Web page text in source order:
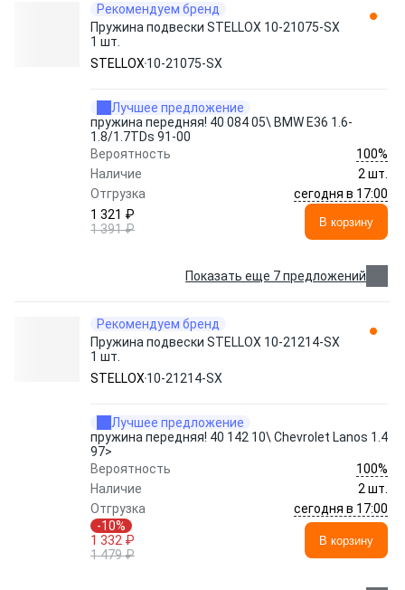
Рекомендуем бренд
Пружина подвески STELLOX 10-21075-SX
1 шт.
STELLOX 10-21075-SX
Лучшее предложение
пружина передняя! 40 084 05\ BMW E36 1.6-
1.8/1.7TDs 91-00
Вероятность
100%
Наличие
2 шт.
Отгрузка
сегодня в 17:00
1 321 ₽
1 391 ₽
В корзину
Показать еще 7 предложений
Рекомендуем бренд
Пружина подвески STELLOX 10-21214-SX
1 шт.
STELLOX 10-21214-SX
Лучшее предложение
пружина передняя! 40 142 10\ Chevrolet Lanos 1.4
97>
Вероятность
100%
Наличие
2 шт.
Отгрузка
сегодня в 17:00
-10%
1 332 ₽
1 479 ₽
В корзину